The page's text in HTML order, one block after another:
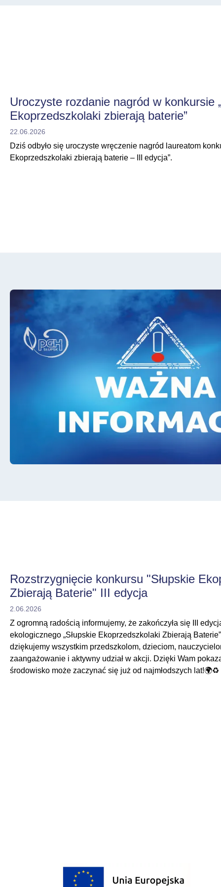
Uroczyste rozdanie nagród w konkursie
Ekoprzedszkolaki zbierają baterie”
22.06.2026
Dziś odbyło się uroczyste wręczenie nagród laureatom
Ekoprzedszkolaki zbierają baterie – III edycja”.
Zmiana godzin pracy Składowiska Odpadów
Rozstrzygnięcie konkursu "Słupskie
Zbierają Baterie" III edycja
2.06.2026
Z ogromną radością informujemy, że zakończyła się III
ekologicznego „Słupskie Ekoprzedszkolaki Zbierają
dziękujemy wszystkim przedszkolom, dzieciom,
zaangażowanie i aktywny udział w akcji. Dzięki Wam
środowisko może zaczynać się już od najmłodszych lat!🌍♻️
Sponsorzy